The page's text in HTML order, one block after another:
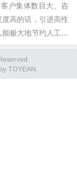
户集体数目大、咨
高的话，引进高性
极大地节约人工本
种便当，想得到就
契合了这一…
TOYEAN